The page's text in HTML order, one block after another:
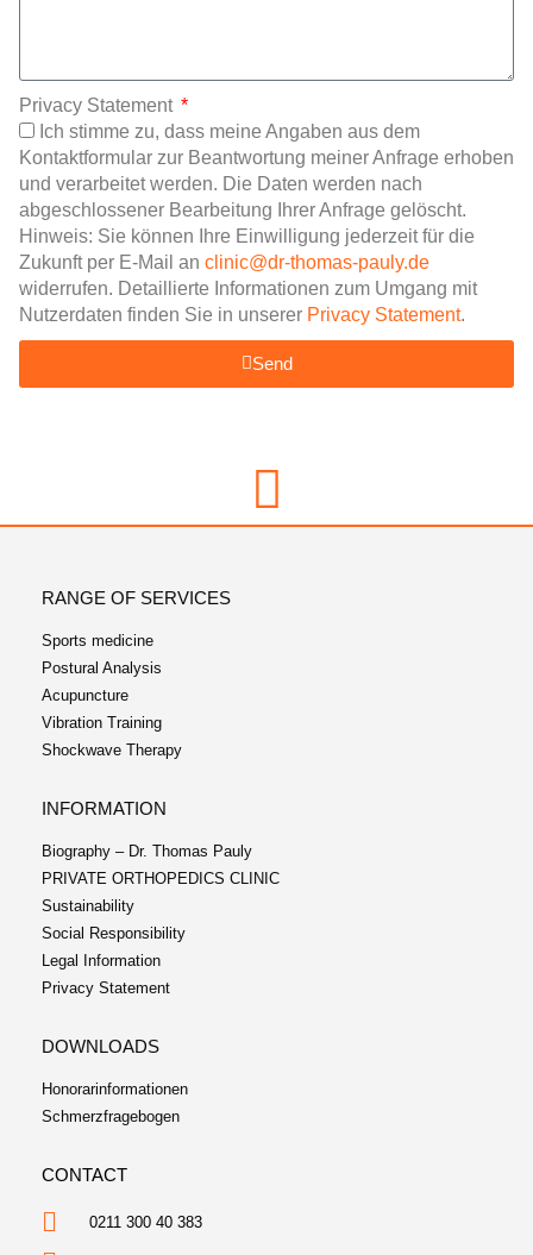
Privacy Statement
Ich stimme zu, dass meine Angaben aus dem
Kontaktformular zur Beantwortung meiner Anfrage erhoben
und verarbeitet werden. Die Daten werden nach
abgeschlossener Bearbeitung Ihrer Anfrage gelöscht.
Hinweis: Sie können Ihre Einwilligung jederzeit für die
Zukunft per E-Mail an clinic@dr-thomas-pauly.de
widerrufen. Detaillierte Informationen zum Umgang mit
Nutzerdaten finden Sie in unserer Privacy Statement.
Send
RANGE OF SERVICES
Sports medicine
Postural Analysis
Acupuncture
Vibration Training
Shockwave Therapy
INFORMATION
Biography – Dr. Thomas Pauly
PRIVATE ORTHOPEDICS CLINIC
Sustainability
Social Responsibility
Legal Information
Privacy Statement
DOWNLOADS
Honorarinformationen
Schmerzfragebogen
CONTACT
0211 300 40 383